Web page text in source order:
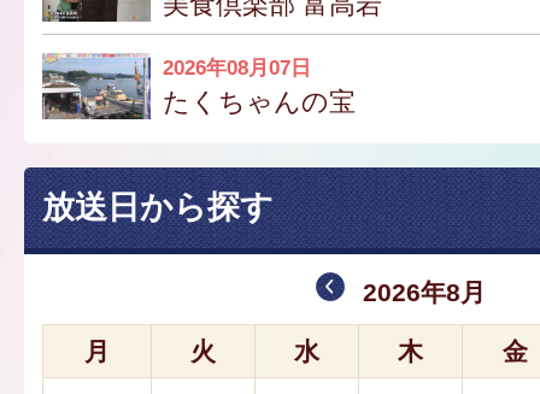
2026年08月07日
たくちゃんの宝
放送日から探す
2026年8月
月 火 水 木 金